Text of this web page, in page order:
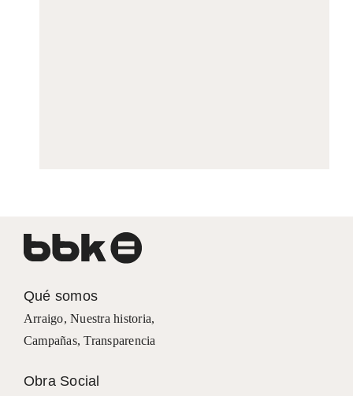
Qué somos
Arraigo,Nuestra historia,
Campañas, Transparencia
Obra Social